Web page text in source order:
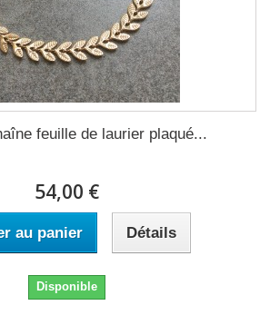
feuille de laurier plaqué...
54,00 €
au panier Détails
Disponible